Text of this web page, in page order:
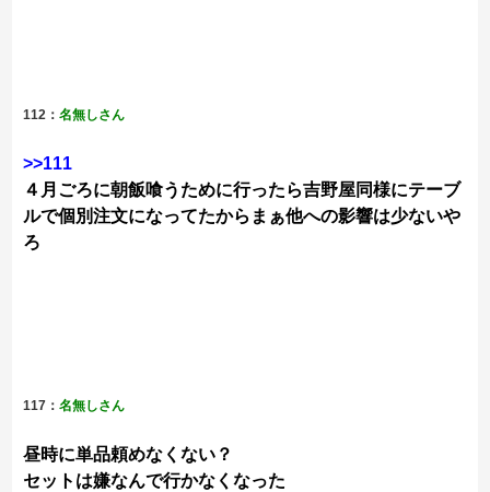
112：名無しさん
>>111
４月ごろに朝飯喰うために行ったら吉野屋同様にテーブ
ルで個別注文になってたからまぁ他への影響は少ないや
ろ
117：名無しさん
昼時に単品頼めなくない？
セットは嫌なんで行かなくなった